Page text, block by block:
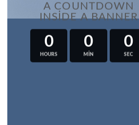
A COUNTDOWN
INSIDE A BANNER
0
HOURS
0
MIN
0
SEC